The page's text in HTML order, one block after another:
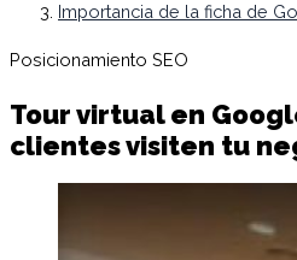
Importancia de la ficha de
Posicionamiento SEO
Tour virtual en
clientes visiten tu